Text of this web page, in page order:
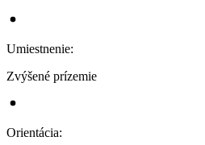
Umiestnenie:
Zvýšené prízemie
Orientácia: